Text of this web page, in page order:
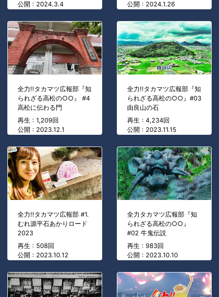
公開 : 2024.3.4
公開 : 2024.1.26
全力!!タカマツ広報部『知
られざる高松の○○』 #4
高松に伝わる門
再生 : 1,209回
公開 : 2023.12.1
全力!!タカマツ広報部『知
られざる高松の○○』#03
由良山の石
再生 : 4,234回
公開 : 2023.11.15
全力!!タカマツ広報部 #1.
むれ源平石あかりロード
2023
再生 : 508回
公開 : 2023.10.12
全力タカマツ広報部『知
られざる高松の○○』
#02 牛鬼伝説
再生 : 983回
公開 : 2023.10.10